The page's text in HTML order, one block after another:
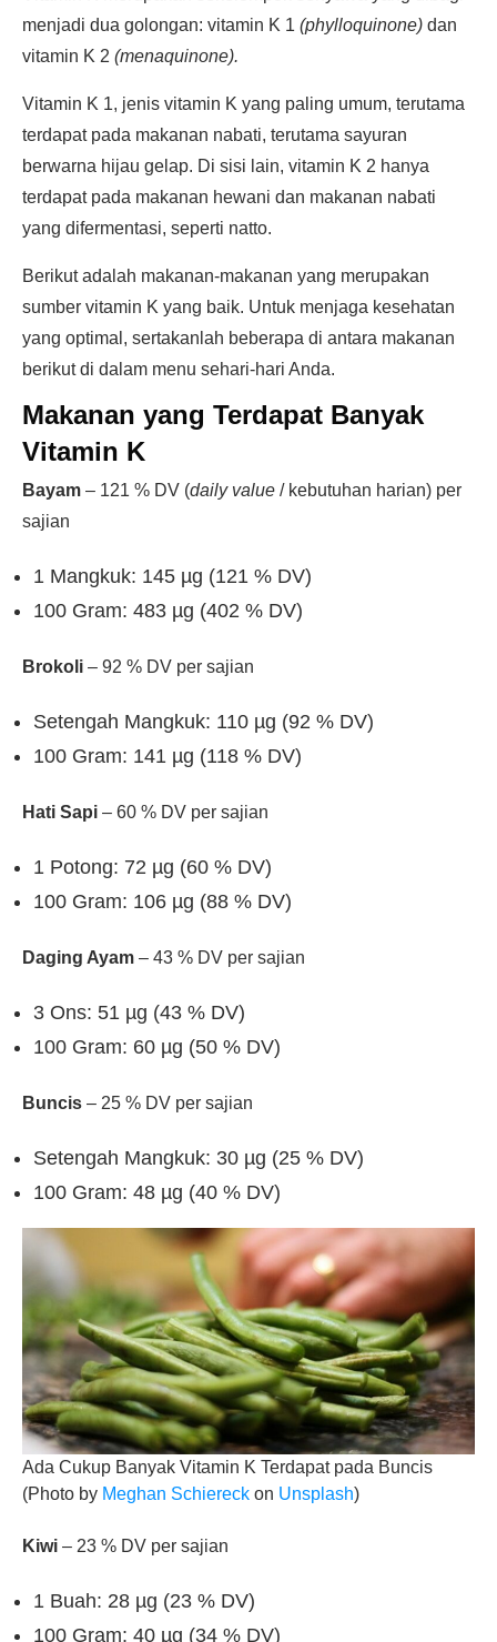
menjadi dua golongan: vitamin K 1 (phylloquinone) dan
vitamin K 2 (menaquinone).
Vitamin K 1, jenis vitamin K yang paling umum, terutama
terdapat pada makanan nabati, terutama sayuran
berwarna hijau gelap. Di sisi lain, vitamin K 2 hanya
terdapat pada makanan hewani dan makanan nabati
yang difermentasi, seperti natto.
Berikut adalah makanan-makanan yang merupakan
sumber vitamin K yang baik. Untuk menjaga kesehatan
yang optimal, sertakanlah beberapa di antara makanan
berikut di dalam menu sehari-hari Anda.
Makanan yang Terdapat Banyak
Vitamin K
Bayam – 121 % DV (daily value / kebutuhan harian) per
sajian
1 Mangkuk: 145 µg (121 % DV)
100 Gram: 483 µg (402 % DV)
Brokoli – 92 % DV per sajian
Setengah Mangkuk: 110 µg (92 % DV)
100 Gram: 141 µg (118 % DV)
Hati Sapi – 60 % DV per sajian
1 Potong: 72 µg (60 % DV)
100 Gram: 106 µg (88 % DV)
Daging Ayam – 43 % DV per sajian
3 Ons: 51 µg (43 % DV)
100 Gram: 60 µg (50 % DV)
Buncis – 25 % DV per sajian
Setengah Mangkuk: 30 µg (25 % DV)
100 Gram: 48 µg (40 % DV)
Ada Cukup Banyak Vitamin K Terdapat pada Buncis
(Photo by Meghan Schiereck on Unsplash)
Kiwi – 23 % DV per sajian
1 Buah: 28 µg (23 % DV)
100 Gram: 40 µg (34 % DV)